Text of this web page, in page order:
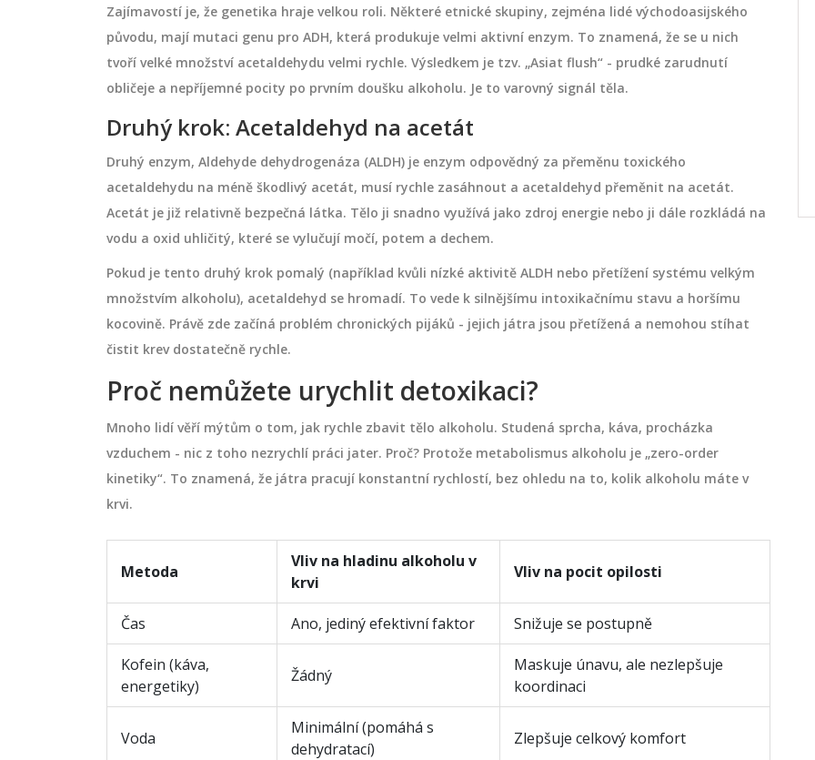
Zajímavostí je, že genetika hraje velkou roli. Některé etnické skupiny, zejména lidé východoasijského
původu, mají mutaci genu pro ADH, která produkuje velmi aktivní enzym. To znamená, že se u nich
tvoří velké množství acetaldehydu velmi rychle. Výsledkem je tzv. „Asiat flush“ - prudké zarudnutí
obličeje a nepříjemné pocity po prvním doušku alkoholu. Je to varovný signál těla.
Druhý krok: Acetaldehyd na acetát
Druhý enzym, Aldehyde dehydrogenáza (ALDH) je enzym odpovědný za přeměnu toxického
acetaldehydu na méně škodlivý acetát, musí rychle zasáhnout a acetaldehyd přeměnit na acetát.
Acetát je již relativně bezpečná látka. Tělo ji snadno využívá jako zdroj energie nebo ji dále rozkládá na
vodu a oxid uhličitý, které se vylučují močí, potem a dechem.
Pokud je tento druhý krok pomalý (například kvůli nízké aktivitě ALDH nebo přetížení systému velkým
množstvím alkoholu), acetaldehyd se hromadí. To vede k silnějšímu intoxikačnímu stavu a horšímu
kocovině. Právě zde začíná problém chronických pijáků - jejich játra jsou přetížená a nemohou stíhat
čistit krev dostatečně rychle.
Proč nemůžete urychlit detoxikaci?
Mnoho lidí věří mýtům o tom, jak rychle zbavit tělo alkoholu. Studená sprcha, káva, procházka
vzduchem - nic z toho nezrychlí práci jater. Proč? Protože metabolismus alkoholu je „zero-order
kinetiky“. To znamená, že játra pracují konstantní rychlostí, bez ohledu na to, kolik alkoholu máte v
krvi.
Metoda
Vliv na hladinu alkoholu v
krvi
Vliv na pocit opilosti
Čas Ano, jediný efektivní faktor Snižuje se postupně
Kofein (káva,
energetiky)
Žádný
Maskuje únavu, ale nezlepšuje
koordinaci
Voda
Minimální (pomáhá s
dehydratací)
Zlepšuje celkový komfort
a proč
Jak obnovit kolagen v pleti:
Osvědčené metody a tipy pro
pevnou pleť
Jak obnovit kolagen v pleti? Zjistěte,
proč kolagen mizí a které látky jako
retinol, vitamín C a peptidy skutečně
července 15 2026
Epilace versus depilace: Jaký je
rozdíl a co vybrat pro hladkou
kůži?
Zjistěte rozdíl mezi epilací a depilací.
Porovnáváme metody od holení po laser,
května 24 2026